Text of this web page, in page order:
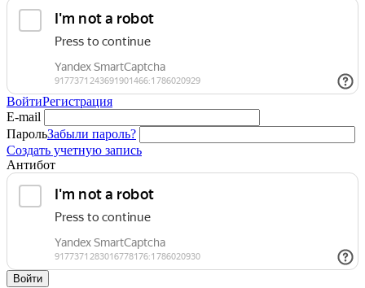
ВойтиРегистрация
E-mail
ПарольЗабыли пароль?
Создать учетную запись
Антибот
Войти